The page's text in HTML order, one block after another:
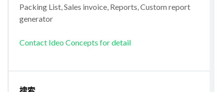
Packing List, Sales invoice, Reports, Custom report
generator
Contact Ideo Concepts for detail